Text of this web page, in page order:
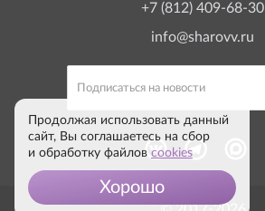
+7 (812) 409-68-30
info@sharovv.ru
Продолжая использовать данный
сайт, Вы соглашаетесь на сбор
и обработку файлов cookies
Хорошо